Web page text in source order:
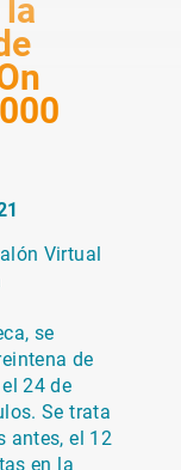
Virtual
se
de
24 de
Se trata
antes, el 12
en la